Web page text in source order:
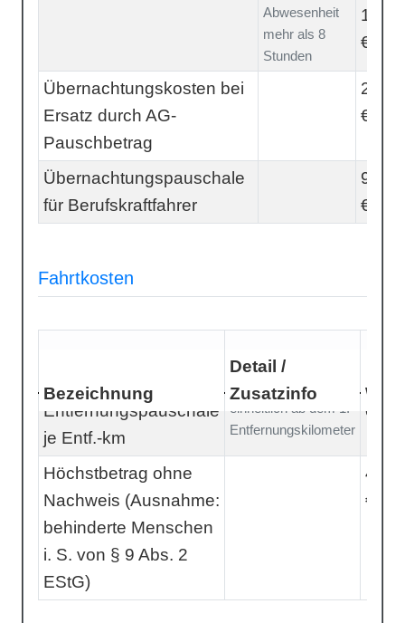
Abwesenheit
mehr als 8
Stunden
14,00
€
Übernachtungskosten bei
Ersatz durch AG-
Pauschbetrag
20,00
€
Übernachtungspauschale
für Berufskraftfahrer
9,00
€
Fahrtkosten
Bezeichnung
Detail /
Zusatzinfo
Wert
Entfernungspauschale
je Entf.-km
einheitlich ab dem 1.
Entfernungskilometer
0,38
Höchstbetrag ohne
Nachweis (Ausnahme:
behinderte Menschen
i. S. von § 9 Abs. 2
EStG)
€